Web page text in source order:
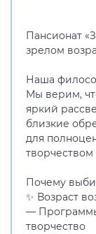
Пансионат
зрелом
Наша
Мы верим,
яркий
близкие
для
Почему
✨ Возраст
—
творчество